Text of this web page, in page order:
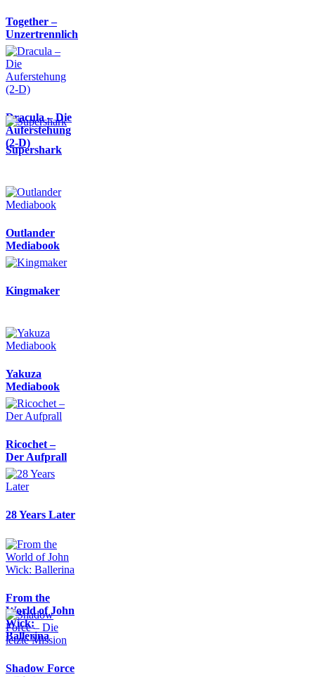
Together –
Unzertrennlich
Dracula – Die
Auferstehung
(2-D)
Supershark
Outlander
Mediabook
Kingmaker
Yakuza
Mediabook
Ricochet –
Der Aufprall
28 Years Later
From the
World of John
Wick:
Ballerina
Shadow Force